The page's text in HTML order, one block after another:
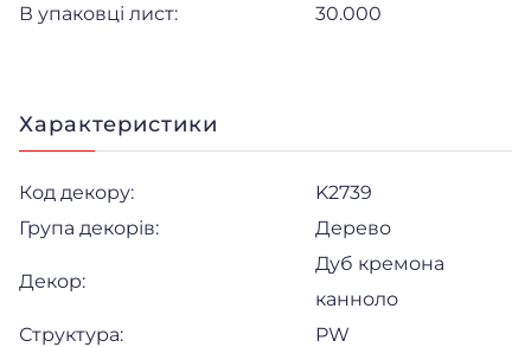
В упаковці лист:
30.000
Характеристики
Код декору:
K2739
Група декорів:
Дерево
Декор:
Дуб кремона
канноло
Структура:
PW